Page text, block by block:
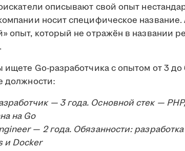
описывают свой опыт
носит специфическое
опыт, который не отражён в названии
Go-разработчика с опытом от 3
должности:
— 3 года. Основной стек —
на Go
— 2 года. Обязанности:
и Docker